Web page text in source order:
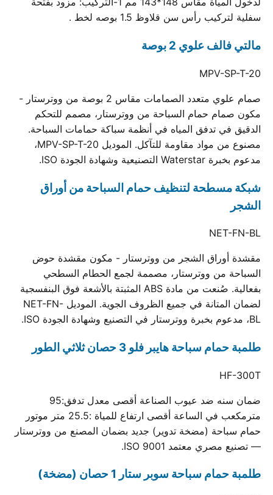
سفلية لتركيب رأس سن قلاوظ 1.5 بوصه لخط .
مالتي فالف علوي 2 بوصة
MPV-SP-T-20
صمام علوي متعدد الصمامات مقاس 2 بوصة من ووترستار -
مكون صمام حمام السباحة من ووترستار، مصمم للتحكم
الدقيق في تدفق المياه في أنظمة سباكة حمامات السباحة.
مصنوع من مواد مقاومة للتآكل. الموديل MPV-SP-T-20،
مدعوم بخبرة Waterstar التصنيعية وشهادة الجودة ISO.
شبكة مسطحة لتنظيف حمام السباحة من أوراق
الشجر
NET-FN-BL
مقشدة أوراق الشجر من ووترستار - مكون مقشدة حوض
السباحة من ووترستار، مصممة لجمع الحطام السطحي
بفعالية. صُنعت من مادة ABS المثبتة بالأشعة فوق البنفسجية
لضمان المتانة في جميع الظروف الجوية. الموديل NET-FN-
BL، مدعوم بخبرة ووترستار في التصنيع وشهادة الجودة ISO.
طلمبة حمام سباحة هايبر فلو 3 حصان ثلاثي الطور
HF-300T
ضمان سنه ضد عيوب الصناعة أقصى معدل تدفق:95
مترمكعب في الساعة أقصى ارتفاع للمياة :25.5 متر موتور
حمام سباحة (مضخة تدوير) جديد بضمان المصنع من ووترستار
— تصنيع مصري معتمد ISO 9001.
طلمبة حمام سباحة سوبر ستار 1 حصان (مضخة)